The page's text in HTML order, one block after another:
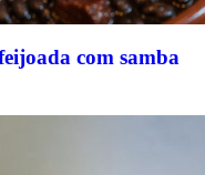
com samba